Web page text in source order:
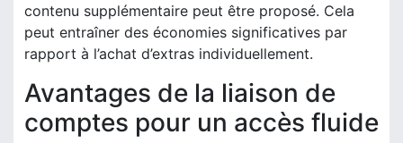
contenu supplémentaire peut être proposé. Cela
peut entraîner des économies significatives par
rapport à l’achat d’extras individuellement.
Avantages de la liaison de
comptes pour un accès fluide